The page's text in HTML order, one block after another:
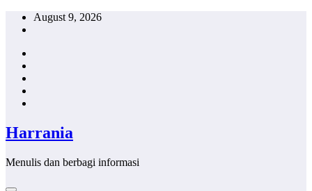
Skip
August 9, 2026
Harrania
Menulis dan berbagi informasi